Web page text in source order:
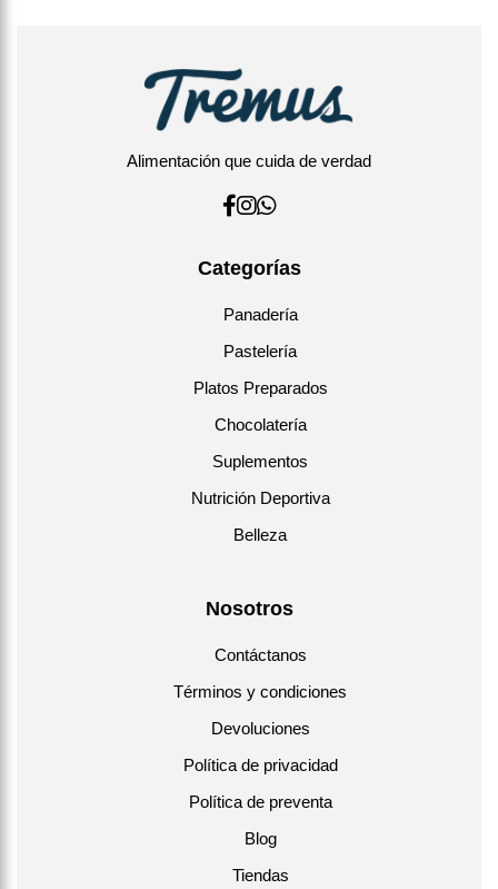
Alimentación que cuida de verdad
Categorías
Panadería
Pastelería
Platos Preparados
Chocolatería
Suplementos
Nutrición Deportiva
Belleza
Nosotros
Contáctanos
Términos y condiciones
Devoluciones
Política de privacidad
Política de preventa
Blog
Tiendas